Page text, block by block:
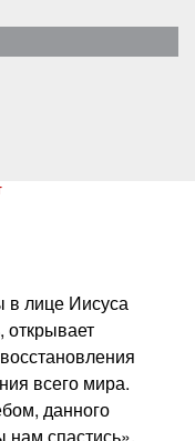
лице Иисуса
всего мира.
данного
спастись».